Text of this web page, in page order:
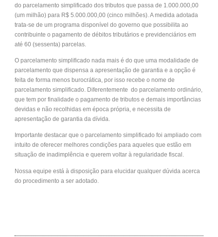
do parcelamento simplificado dos tributos que passa de 1.000.000,00
(um milhão) para R$ 5.000.000,00 (cinco milhões). A medida adotada
trata-se de um programa disponível do governo que possibilita ao
contribuinte o pagamento de débitos tributários e previdenciários em
até 60 (sessenta) parcelas.
O parcelamento simplificado nada mais é do que uma modalidade de
parcelamento que dispensa a apresentação de garantia e a opção é
feita de forma menos burocrática, por isso recebe o nome de
parcelamento simplificado. Diferentemente do parcelamento ordinário,
que tem por finalidade o pagamento de tributos e demais importâncias
devidas e não recolhidas em época própria, e necessita de
apresentação de garantia da dívida.
Importante destacar que o parcelamento simplificado foi ampliado com
intuito de oferecer melhores condições para aqueles que estão em
situação de inadimplência e querem voltar à regularidade fiscal.
Nossa equipe está à disposição para elucidar qualquer dúvida acerca
do procedimento a ser adotado.